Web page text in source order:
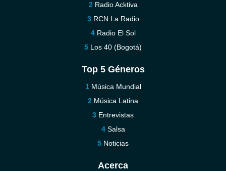
Radio Acktiva
RCN La Radio
Radio El Sol
Los 40 (Bogotá)
Top 5 Géneros
Música Mundial
Música Latina
Entrevistas
Salsa
Noticias
Acerca